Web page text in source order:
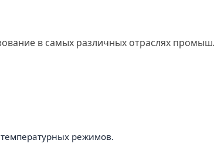
в самых различных отраслях
режимов.